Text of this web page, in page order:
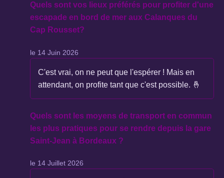
Quels sont vos lieux préférés pour profiter d'une
escapade en bord de mer aux Calanques du
Cap Rousset?
le 14 Juin 2026
C'est vrai, on ne peut que l'espérer ! Mais en
attendant, on profite tant que c'est possible. 🤞
Quels sont les moyens de transport en commun
les plus pratiques pour se rendre depuis la gare
Saint-Jean à Bordeaux ?
le 14 Juillet 2026